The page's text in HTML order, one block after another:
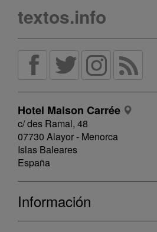
textos.info
Hotel Maison Carrée
c/ des Ramal, 48
07730 Alayor - Menorca
Islas Baleares
España
Información